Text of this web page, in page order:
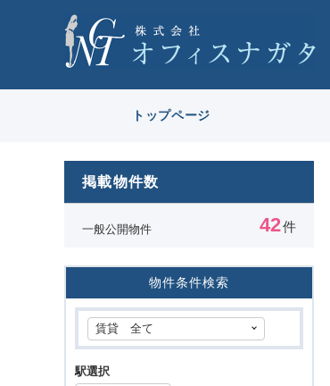
トップページ
掲載物件数
一般公開物件 42件
物件条件検索
駅選択